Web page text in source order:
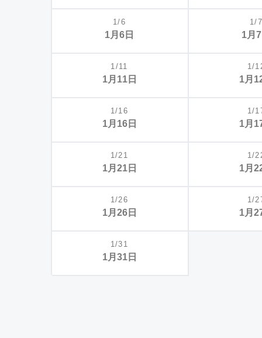
1/6
1月6日
1/7
1月
1/11
1月11日
1/
1月
1/16
1月16日
1/
1月
1/21
1月21日
1/
1月
1/26
1月26日
1/
1月
1/31
1月31日